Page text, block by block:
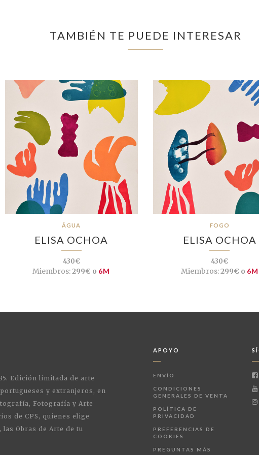
TAMBIÉN TE PUEDE INTERESAR
ÁGUA
ELISA OCHOA
430€
Miembros:299€ o 6M
FOGO
ELISA OCHOA
430€
Miembros:299€ o 6M
Edición limitada de arte
y extranjeros, en
Fotografía y Arte
de CPS, quienes elige
Obras de Arte de tu
APOYO
ENVÍO
CONDICIONES
GENERALES DE VENTA
POLÍTICA DE
PRIVACIDAD
PREFERENCIAS DE
COOKIES
PREGUNTAS MÁS